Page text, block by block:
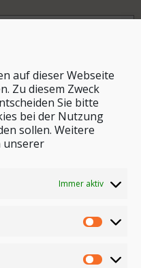
auf dieser Webseite
Zu diesem Zweck
Sie bitte
bei der Nutzung
sollen. Weitere
unserer
Immer aktiv